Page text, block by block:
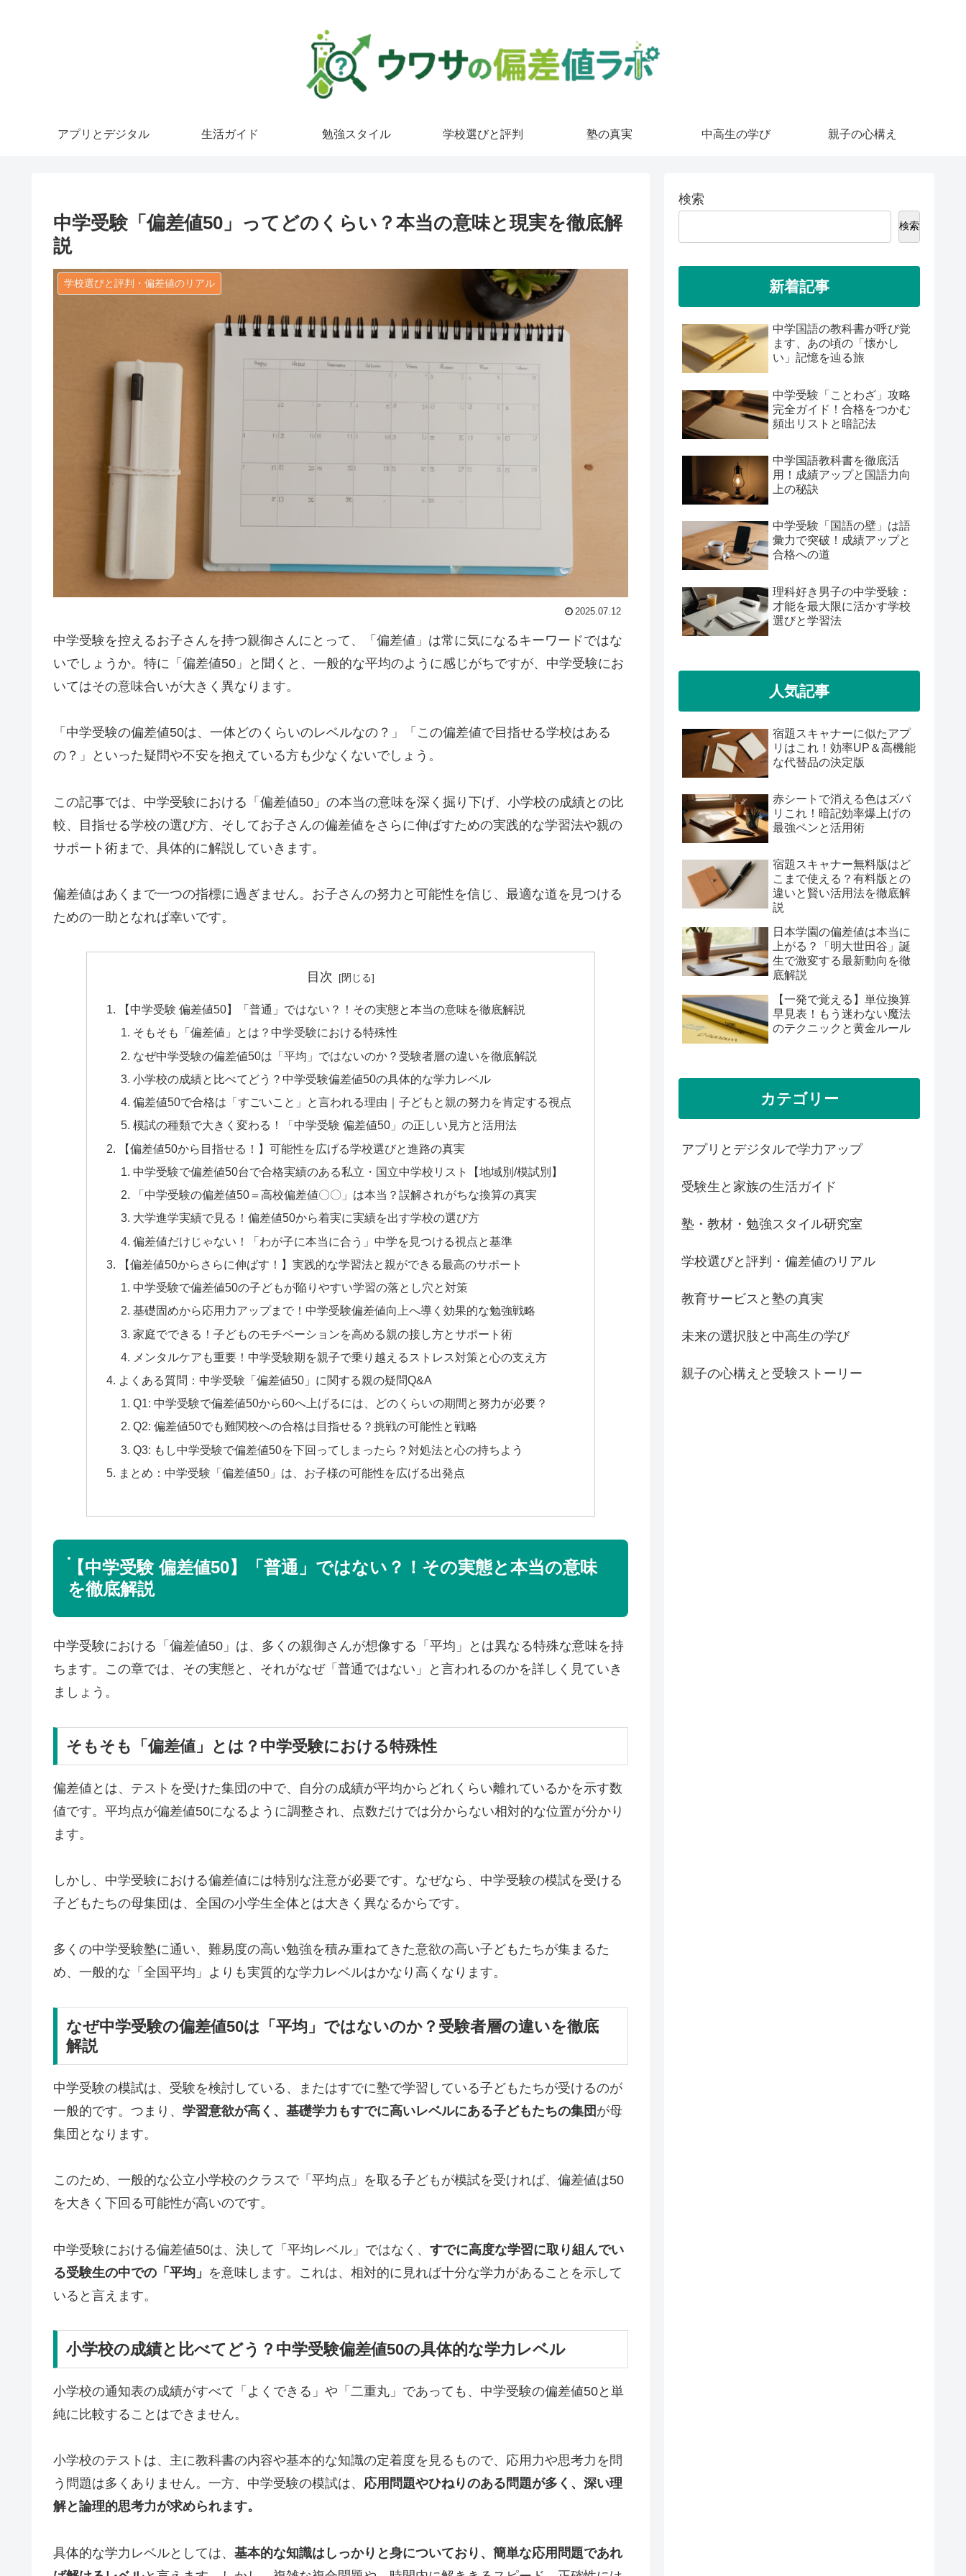
アプリとデジタル 生活ガイド 勉強スタイル 学校選びと評判 塾の真実 中高生の学び 親子の心構え
中学受験「偏差値50」ってどのくらい？本当の意味と現実を徹底解
説
学校選びと評判・偏差値のリアル
2025.07.12
中学受験を控えるお子さんを持つ親御さんにとって、「偏差値」は常に気になるキーワードではな
いでしょうか。特に「偏差値50」と聞くと、一般的な平均のように感じがちですが、中学受験にお
いてはその意味合いが大きく異なります。
「中学受験の偏差値50は、一体どのくらいのレベルなの？」「この偏差値で目指せる学校はある
の？」といった疑問や不安を抱えている方も少なくないでしょう。
この記事では、中学受験における「偏差値50」の本当の意味を深く掘り下げ、小学校の成績との比
較、目指せる学校の選び方、そしてお子さんの偏差値をさらに伸ばすための実践的な学習法や親の
サポート術まで、具体的に解説していきます。
偏差値はあくまで一つの指標に過ぎません。お子さんの努力と可能性を信じ、最適な道を見つける
ための一助となれば幸いです。
目次
【中学受験 偏差値50】「普通」ではない？！その実態と本当の意味を徹底解説
そもそも「偏差値」とは？中学受験における特殊性
なぜ中学受験の偏差値50は「平均」ではないのか？受験者層の違いを徹底解説
小学校の成績と比べてどう？中学受験偏差値50の具体的な学力レベル
偏差値50で合格は「すごいこと」と言われる理由｜子どもと親の努力を肯定する視点
模試の種類で大きく変わる！「中学受験 偏差値50」の正しい見方と活用法
【偏差値50から目指せる！】可能性を広げる学校選びと進路の真実
中学受験で偏差値50台で合格実績のある私立・国立中学校リスト【地域別/模試別】
「中学受験の偏差値50＝高校偏差値〇〇」は本当？誤解されがちな換算の真実
大学進学実績で見る！偏差値50から着実に実績を出す学校の選び方
偏差値だけじゃない！「わが子に本当に合う」中学を見つける視点と基準
【偏差値50からさらに伸ばす！】実践的な学習法と親ができる最高のサポート
中学受験で偏差値50の子どもが陥りやすい学習の落とし穴と対策
基礎固めから応用力アップまで！中学受験偏差値向上へ導く効果的な勉強戦略
家庭でできる！子どものモチベーションを高める親の接し方とサポート術
メンタルケアも重要！中学受験期を親子で乗り越えるストレス対策と心の支え方
よくある質問：中学受験「偏差値50」に関する親の疑問Q&A
Q1: 中学受験で偏差値50から60へ上げるには、どのくらいの期間と努力が必要？
Q2: 偏差値50でも難関校への合格は目指せる？挑戦の可能性と戦略
Q3: もし中学受験で偏差値50を下回ってしまったら？対処法と心の持ちよう
まとめ：中学受験「偏差値50」は、お子様の可能性を広げる出発点
【中学受験 偏差値50】「普通」ではない？！その実態と本当の意味
を徹底解説
中学受験における「偏差値50」は、多くの親御さんが想像する「平均」とは異なる特殊な意味を持
ちます。この章では、その実態と、それがなぜ「普通ではない」と言われるのかを詳しく見ていき
ましょう。
そもそも「偏差値」とは？中学受験における特殊性
偏差値とは、テストを受けた集団の中で、自分の成績が平均からどれくらい離れているかを示す数
値です。平均点が偏差値50になるように調整され、点数だけでは分からない相対的な位置が分かり
ます。
しかし、中学受験における偏差値には特別な注意が必要です。なぜなら、中学受験の模試を受ける
子どもたちの母集団は、全国の小学生全体とは大きく異なるからです。
多くの中学受験塾に通い、難易度の高い勉強を積み重ねてきた意欲の高い子どもたちが集まるた
め、一般的な「全国平均」よりも実質的な学力レベルはかなり高くなります。
なぜ中学受験の偏差値50は「平均」ではないのか？受験者層の違いを徹底
解説
中学受験の模試は、受験を検討している、またはすでに塾で学習している子どもたちが受けるのが
一般的です。つまり、 学習意欲が高く、基礎学力もすでに高いレベルにある子どもたちの集団 が母
集団となります。
このため、一般的な公立小学校のクラスで「平均点」を取る子どもが模試を受ければ、偏差値は50
を大きく下回る可能性が高いのです。
中学受験における偏差値50は、決して「平均レベル」ではなく、 すでに高度な学習に取り組んでい
る受験生の中での「平均」 を意味します。これは、相対的に見れば十分な学力があることを示して
いると言えます。
小学校の成績と比べてどう？中学受験偏差値50の具体的な学力レベル
小学校の通知表の成績がすべて「よくできる」や「二重丸」であっても、中学受験の偏差値50と単
純に比較することはできません。
小学校のテストは、主に教科書の内容や基本的な知識の定着度を見るもので、応用力や思考力を問
う問題は多くありません。一方、中学受験の模試は、 応用問題やひねりのある問題が多く、深い理
解と論理的思考力が求められます。
具体的な学力レベルとしては、 基本的な知識はしっかりと身についており、簡単な応用問題であれ
検索
検索
新着記事
中学国語の教科書が呼び覚
ます、あの頃の「懐かし
い」記憶を辿る旅
中学受験「ことわざ」攻略
完全ガイド！合格をつかむ
頻出リストと暗記法
中学国語教科書を徹底活
用！成績アップと国語力向
上の秘訣
中学受験「国語の壁」は語
彙力で突破！成績アップと
合格への道
理科好き男子の中学受験：
才能を最大限に活かす学校
選びと学習法
人気記事
宿題スキャナーに似たアプ
リはこれ！効率UP＆高機能
な代替品の決定版
赤シートで消える色はズバ
リこれ！暗記効率爆上げの
最強ペンと活用術
宿題スキャナー無料版はど
こまで使える？有料版との
違いと賢い活用法を徹底解
説
日本学園の偏差値は本当に
上がる？「明大世田谷」誕
生で激変する最新動向を徹
底解説
【一発で覚える】単位換算
早見表！もう迷わない魔法
のテクニックと黄金ルール
カテゴリー
アプリとデジタルで学力アップ
受験生と家族の生活ガイド
塾・教材・勉強スタイル研究室
学校選びと評判・偏差値のリアル
教育サービスと塾の真実
未来の選択肢と中高生の学び
親子の心構えと受験ストーリー